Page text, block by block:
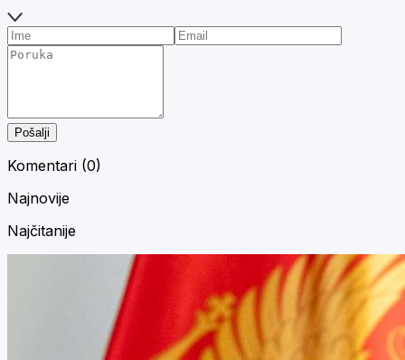
Pošalji
Komentari (0)
Najnovije
Najčitanije